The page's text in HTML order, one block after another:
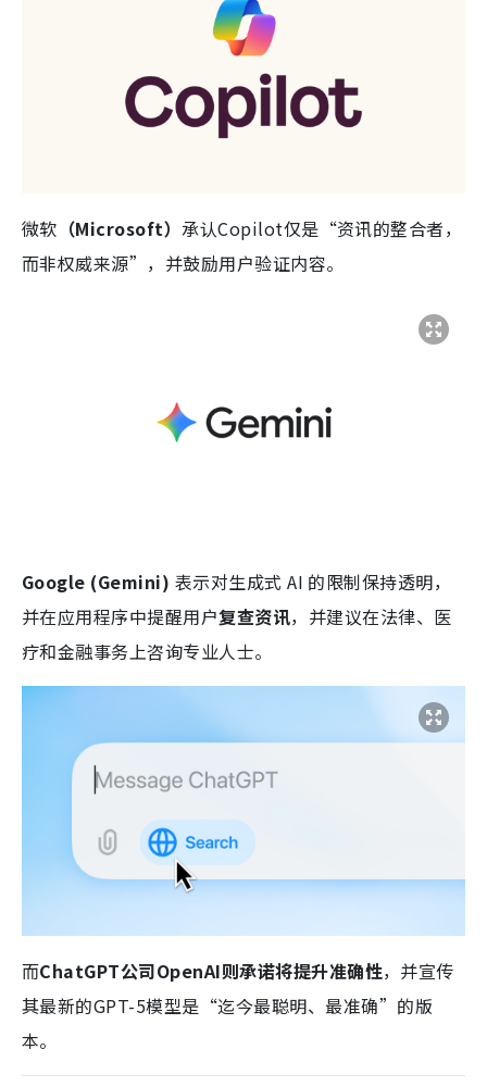
微软 （Microsoft）承认Copilot仅是“资讯的整合者，
而非权威来源”，并鼓励用户验证内容。
Google (Gemini) 表示对生成式 AI 的限制保持透明，
并在应用程序中提醒用户复查资讯，并建议在法律、医
疗和金融事务上咨询专业人士。
而ChatGPT公司OpenAI则承诺将提升准确性，并宣传
其最新的GPT-5模型是“迄今最聪明、最准确”的版
本。